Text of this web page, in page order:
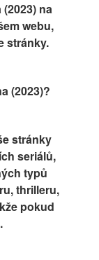
na
webu,
stránky.
(2023)?
stránky
seriálů,
typů
thrilleru,
pokud